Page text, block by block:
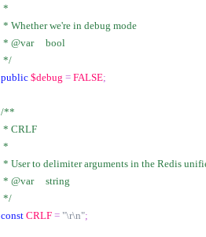
     *
     * Whether we're in debug mode
     * @var     bool
*/
public $debug = FALSE;
/**
     * CRLF
     *
* User to delimiter arguments in the Redis
     * @var     string
*/
const CRLF = "\r\n";